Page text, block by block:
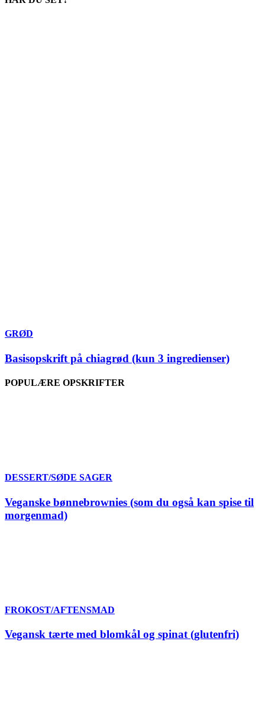
GRØD
Basisopskrift på chiagrød (kun 3 ingredienser)
POPULÆRE OPSKRIFTER
DESSERT/SØDE SAGER
Veganske bønnebrownies (som du også kan spise til
morgenmad)
FROKOST/AFTENSMAD
Vegansk tærte med blomkål og spinat (glutenfri)